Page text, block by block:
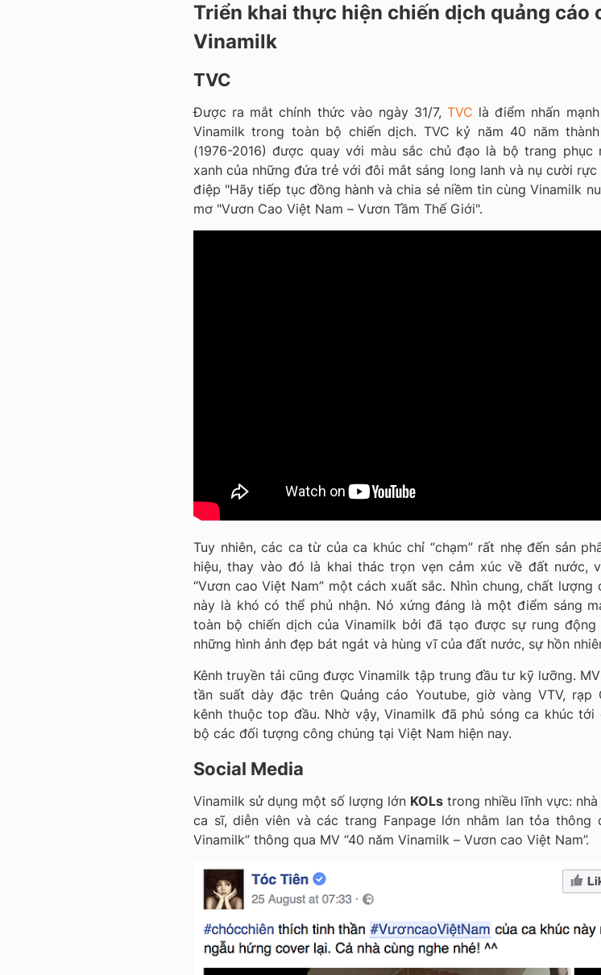
Triển khai thực hiện chiến dịch quảng cáo
Vinamilk
TVC
Được ra mắt chính thức vào ngày 31/7,TVC là điểm nhấn
Vinamilk trong toàn bộ chiến dịch. TVC kỷ năm 40 năm
(1976-2016) được quay với màu sắc chủ đạo là bộ trang phục
xanh của những đứa trẻ với đôi mắt sáng long lanh và nụ cười rực
điệp "Hãy tiếp tục đồng hành và chia sẻ niềm tin cùng Vinamilk
mơ "Vươn Cao Việt Nam – Vươn Tầm Thế Giới".
Tuy nhiên, các ca từ của ca khúc chỉ “chạm” rất nhẹ đến sản
hiệu, thay vào đó là khai thác trọn vẹn cảm xúc về đất nước,
“Vươn cao Việt Nam” một cách xuất sắc. Nhìn chung, chất lượng
này là khó có thể phủ nhận. Nó xứng đáng là một điểm sáng
toàn bộ chiến dịch của Vinamilk bởi đã tạo được sự rung động
những hình ảnh đẹp bát ngát và hùng vĩ của đất nước, sự hồn
Kênh truyền tải cũng được Vinamilk tập trung đầu tư kỹ lưỡng.
tần suất dày đặc trên Quảng cáo Youtube, giờ vàng VTV, rạp
kênh thuộc top đầu. Nhờ vậy, Vinamilk đã phủ sóng ca khúc tới
bộ các đối tượng công chúng tại Việt Nam hiện nay.
Social Media
Vinamilk sử dụng một số lượng lớn KOLs trong nhiều lĩnh vực: nhà
ca sĩ, diễn viên và các trang Fanpage lớn nhằm lan tỏa thông
Vinamilk” thông qua MV “40 năm Vinamilk – Vươn cao Việt Nam”.